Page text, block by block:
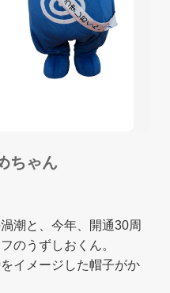
ちゃん
潮と、今年、開通30周
のうずしおくん。
イメージした帽子がか